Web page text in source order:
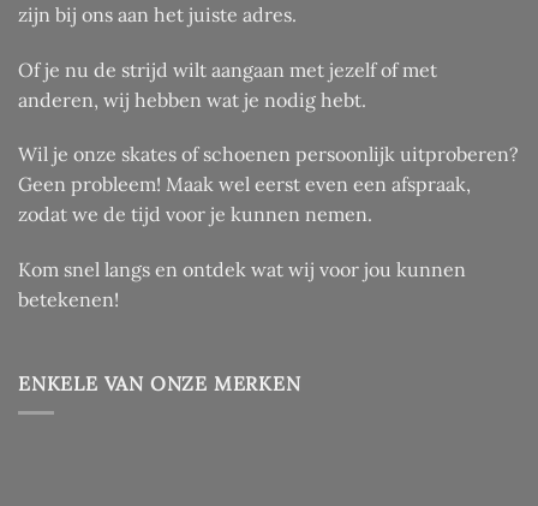
zijn bij ons aan het juiste adres.
Of je nu de strijd wilt aangaan met jezelf of met
anderen, wij hebben wat je nodig hebt.
Wil je onze skates of schoenen persoonlijk uitproberen?
Geen probleem! Maak wel eerst even een afspraak,
zodat we de tijd voor je kunnen nemen.
Kom snel langs en ontdek wat wij voor jou kunnen
betekenen!
ENKELE VAN ONZE MERKEN